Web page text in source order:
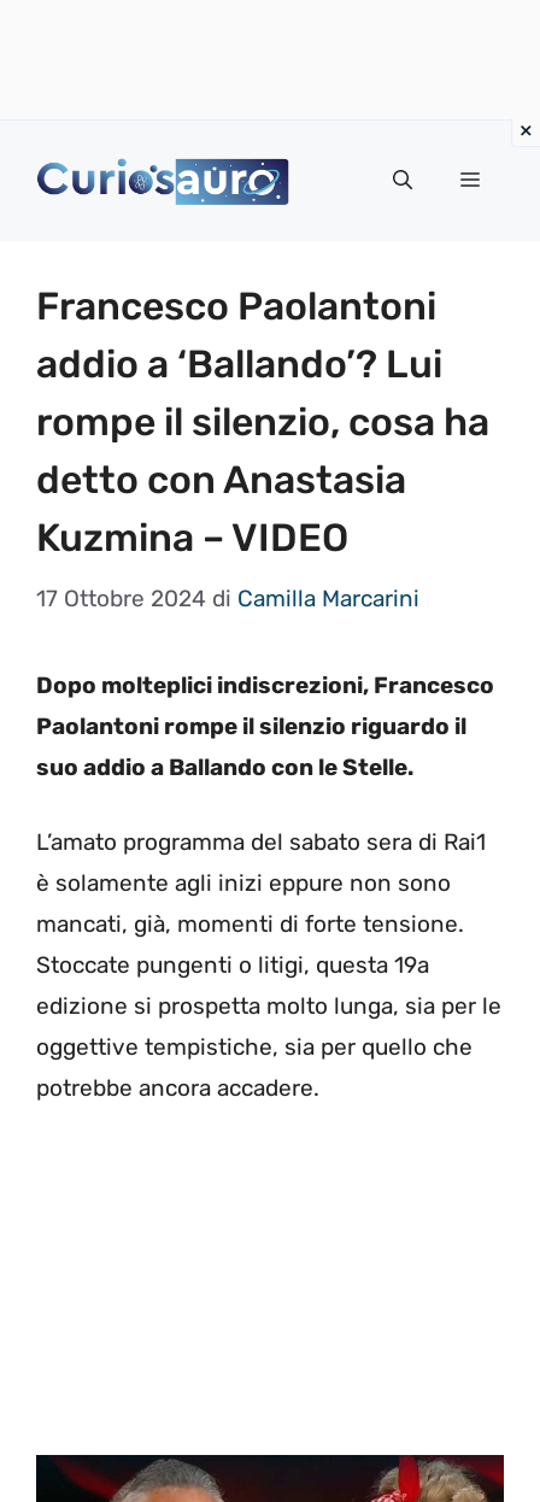
Menu
Francesco Paolantoni
addio a ‘Ballando’? Lui
rompe il silenzio, cosa ha
detto con Anastasia
Kuzmina – VIDEO
17 Ottobre 2024 di Camilla Marcarini
Dopo molteplici indiscrezioni, Francesco
Paolantoni rompe il silenzio riguardo il
suo addio a Ballando con le Stelle.
L’amato programma del sabato sera di Rai1
è solamente agli inizi eppure non sono
mancati, già, momenti di forte tensione.
Stoccate pungenti o litigi, questa 19a
edizione si prospetta molto lunga, sia per le
oggettive tempistiche, sia per quello che
potrebbe ancora accadere.